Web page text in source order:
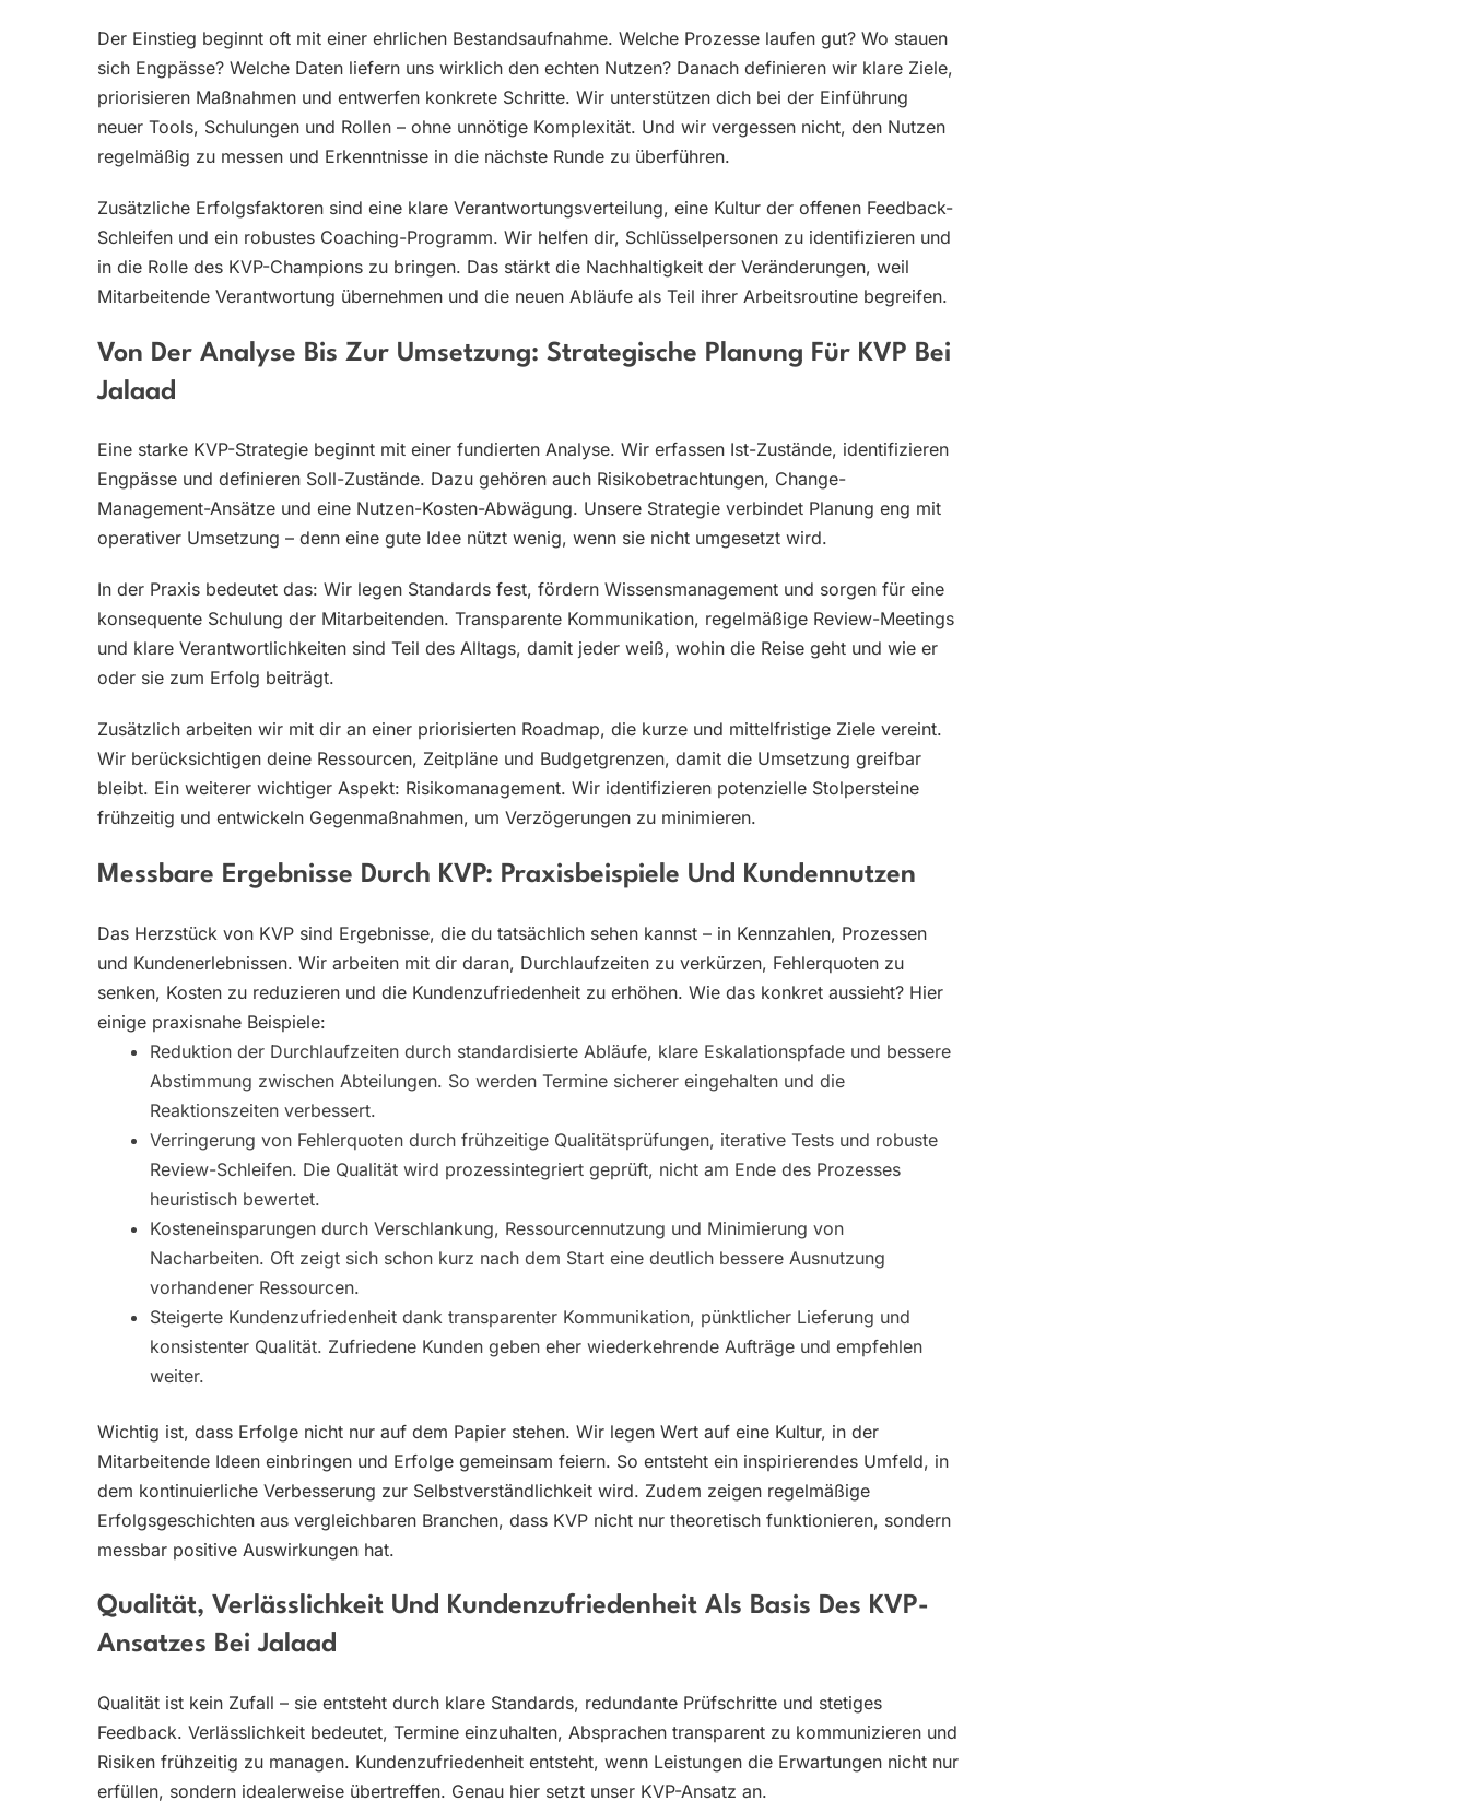
Der Einstieg beginnt oft mit einer ehrlichen Bestandsaufnahme. Welche Prozesse laufen gut? Wo stauen
sich Engpässe? Welche Daten liefern uns wirklich den echten Nutzen? Danach definieren wir klare Ziele,
priorisieren Maßnahmen und entwerfen konkrete Schritte. Wir unterstützen dich bei der Einführung
neuer Tools, Schulungen und Rollen – ohne unnötige Komplexität. Und wir vergessen nicht, den Nutzen
regelmäßig zu messen und Erkenntnisse in die nächste Runde zu überführen.
Zusätzliche Erfolgsfaktoren sind eine klare Verantwortungsverteilung, eine Kultur der offenen Feedback-
Schleifen und ein robustes Coaching-Programm. Wir helfen dir, Schlüsselpersonen zu identifizieren und
in die Rolle des KVP-Champions zu bringen. Das stärkt die Nachhaltigkeit der Veränderungen, weil
Mitarbeitende Verantwortung übernehmen und die neuen Abläufe als Teil ihrer Arbeitsroutine begreifen.
Von Der Analyse Bis Zur Umsetzung: Strategische Planung Für KVP Bei
Jalaad
Eine starke KVP-Strategie beginnt mit einer fundierten Analyse. Wir erfassen Ist-Zustände, identifizieren
Engpässe und definieren Soll-Zustände. Dazu gehören auch Risikobetrachtungen, Change-
Management-Ansätze und eine Nutzen-Kosten-Abwägung. Unsere Strategie verbindet Planung eng mit
operativer Umsetzung – denn eine gute Idee nützt wenig, wenn sie nicht umgesetzt wird.
In der Praxis bedeutet das: Wir legen Standards fest, fördern Wissensmanagement und sorgen für eine
konsequente Schulung der Mitarbeitenden. Transparente Kommunikation, regelmäßige Review-Meetings
und klare Verantwortlichkeiten sind Teil des Alltags, damit jeder weiß, wohin die Reise geht und wie er
oder sie zum Erfolg beiträgt.
Zusätzlich arbeiten wir mit dir an einer priorisierten Roadmap, die kurze und mittelfristige Ziele vereint.
Wir berücksichtigen deine Ressourcen, Zeitpläne und Budgetgrenzen, damit die Umsetzung greifbar
bleibt. Ein weiterer wichtiger Aspekt: Risikomanagement. Wir identifizieren potenzielle Stolpersteine
frühzeitig und entwickeln Gegenmaßnahmen, um Verzögerungen zu minimieren.
Messbare Ergebnisse Durch KVP: Praxisbeispiele Und Kundennutzen
Das Herzstück von KVP sind Ergebnisse, die du tatsächlich sehen kannst – in Kennzahlen, Prozessen
und Kundenerlebnissen. Wir arbeiten mit dir daran, Durchlaufzeiten zu verkürzen, Fehlerquoten zu
senken, Kosten zu reduzieren und die Kundenzufriedenheit zu erhöhen. Wie das konkret aussieht? Hier
einige praxisnahe Beispiele:
Reduktion der Durchlaufzeiten durch standardisierte Abläufe, klare Eskalationspfade und bessere
Abstimmung zwischen Abteilungen. So werden Termine sicherer eingehalten und die
Reaktionszeiten verbessert.
Verringerung von Fehlerquoten durch frühzeitige Qualitätsprüfungen, iterative Tests und robuste
Review-Schleifen. Die Qualität wird prozessintegriert geprüft, nicht am Ende des Prozesses
heuristisch bewertet.
Kosteneinsparungen durch Verschlankung, Ressourcennutzung und Minimierung von
Nacharbeiten. Oft zeigt sich schon kurz nach dem Start eine deutlich bessere Ausnutzung
vorhandener Ressourcen.
Steigerte Kundenzufriedenheit dank transparenter Kommunikation, pünktlicher Lieferung und
konsistenter Qualität. Zufriedene Kunden geben eher wiederkehrende Aufträge und empfehlen
weiter.
Wichtig ist, dass Erfolge nicht nur auf dem Papier stehen. Wir legen Wert auf eine Kultur, in der
Mitarbeitende Ideen einbringen und Erfolge gemeinsam feiern. So entsteht ein inspirierendes Umfeld, in
dem kontinuierliche Verbesserung zur Selbstverständlichkeit wird. Zudem zeigen regelmäßige
Erfolgsgeschichten aus vergleichbaren Branchen, dass KVP nicht nur theoretisch funktionieren, sondern
messbar positive Auswirkungen hat.
Qualität, Verlässlichkeit Und Kundenzufriedenheit Als Basis Des KVP-
Ansatzes Bei Jalaad
Qualität ist kein Zufall – sie entsteht durch klare Standards, redundante Prüfschritte und stetiges
Feedback. Verlässlichkeit bedeutet, Termine einzuhalten, Absprachen transparent zu kommunizieren und
Risiken frühzeitig zu managen. Kundenzufriedenheit entsteht, wenn Leistungen die Erwartungen nicht nur
erfüllen, sondern idealerweise übertreffen. Genau hier setzt unser KVP-Ansatz an.